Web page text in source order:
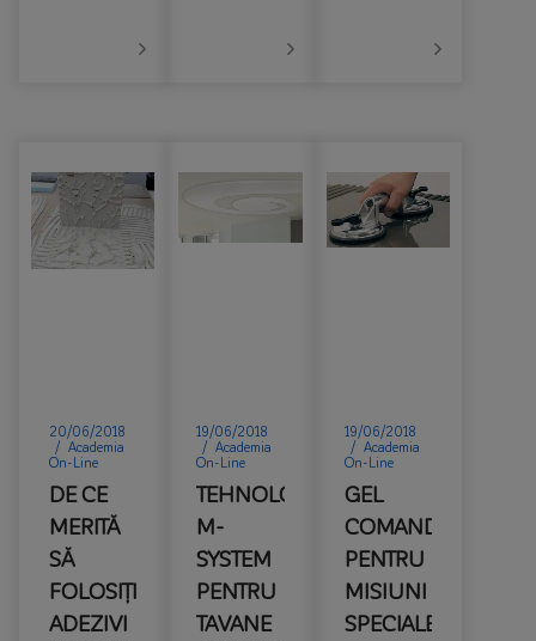
20/06/2018
/ Academia
On-Line
DE CE
MERITĂ
SĂ
FOLOSIȚI
ADEZIVI
19/06/2018
/ Academia
On-Line
TEHNOLOGIA
M-
SYSTEM
PENTRU
TAVANE
19/06/2018
/ Academia
On-Line
GEL
COMANDO
PENTRU
MISIUNI
SPECIALE